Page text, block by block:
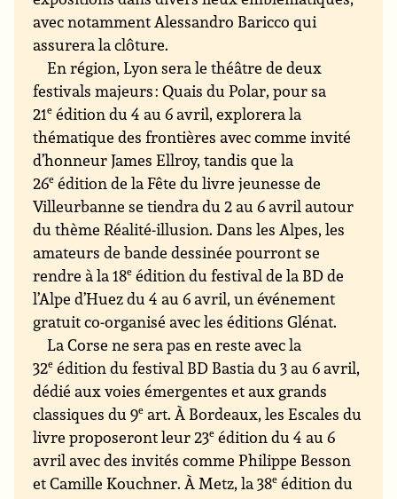
avec notamment Alessandro Baricco qui
assurera la clôture.
En région, Lyon sera le théâtre de deux
festivals majeurs : Quais du Polar, pour sa
21e édition du 4 au 6 avril, explorera la
thématique des frontières avec comme invité
d’honneur James Ellroy, tandis que la
26e édition de la Fête du livre jeunesse de
Villeurbanne se tiendra du 2 au 6 avril autour
du thème Réalité-illusion. Dans les Alpes, les
amateurs de bande dessinée pourront se
rendre à la 18e édition du festival de la BD de
l’Alpe d’Huez du 4 au 6 avril, un événement
gratuit co-organisé avec les éditions Glénat.
La Corse ne sera pas en reste avec la
32e édition du festival BD Bastia du 3 au 6 avril,
dédié aux voies émergentes et aux grands
classiques du 9e art. À Bordeaux, les Escales du
livre proposeront leur 23e édition du 4 au 6
avril avec des invités comme Philippe Besson
et Camille Kouchner. À Metz, la 38e édition du